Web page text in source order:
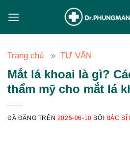
đến
nội
Trang chủ
TƯ VẤN
Mắt lá khoai là gì?
thẩm mỹ cho mắt lá
ĐÃ ĐĂNG TRÊN 2025-06-10 BỞI BÁC SĨ